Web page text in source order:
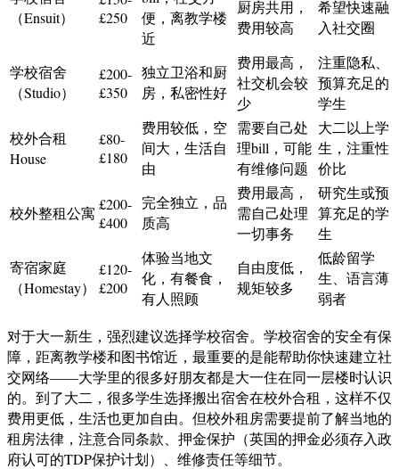
（Ensuit）
£250
便，离教学楼
近
厨房共用，
费用较高
希望快速融
入社交圈
学校宿舍
（Studio）
£200-
£350
独立卫浴和厨
房，私密性好
费用最高，
社交机会较
少
注重隐私、
预算充足的
学生
校外合租
House
£80-
£180
费用较低，空
间大，生活自
由
需要自己处
理bill，可能
有维修问题
大二以上学
生，注重性
价比
校外整租公寓 £200-
£400
完全独立，品
质高
费用最高，
需自己处理
一切事务
研究生或预
算充足的学
生
寄宿家庭
（Homestay）
£120-
£200
体验当地文
化，有餐食，
有人照顾
自由度低，
规矩较多
低龄留学
生、语言薄
弱者
对于大一新生，强烈建议选择学校宿舍。学校宿舍的安全有保
障，距离教学楼和图书馆近，最重要的是能帮助你快速建立社
交网络——大学里的很多好朋友都是大一住在同一层楼时认识
的。到了大二，很多学生选择搬出宿舍在校外合租，这样不仅
费用更低，生活也更加自由。但校外租房需要提前了解当地的
租房法律，注意合同条款、押金保护（英国的押金必须存入政
府认可的TDP保护计划）、维修责任等细节。